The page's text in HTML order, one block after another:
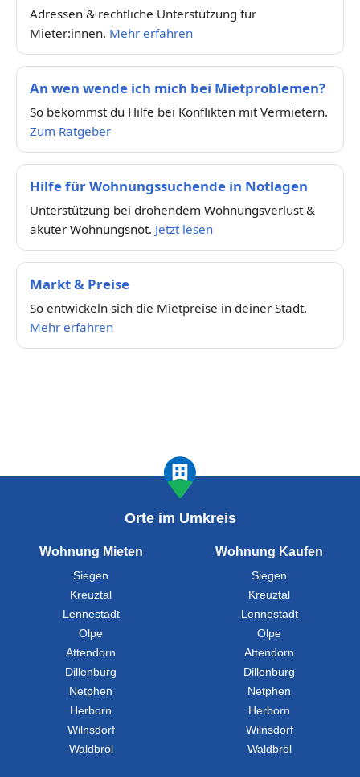
Adressen & rechtliche Unterstützung für
Mieter:innen. Mehr erfahren
An wen wende ich mich bei Mietproblemen?
So bekommst du Hilfe bei Konflikten mit Vermietern.
Zum Ratgeber
Hilfe für Wohnungssuchende in Notlagen
Unterstützung bei drohendem Wohnungsverlust &
akuter Wohnungsnot. Jetzt lesen
Markt & Preise
So entwickeln sich die Mietpreise in deiner Stadt.
Mehr erfahren
Orte im Umkreis
Wohnung Mieten
Siegen
Kreuztal
Lennestadt
Olpe
Attendorn
Dillenburg
Netphen
Herborn
Wilnsdorf
Waldbröl
Wohnung Kaufen
Siegen
Kreuztal
Lennestadt
Olpe
Attendorn
Dillenburg
Netphen
Herborn
Wilnsdorf
Waldbröl